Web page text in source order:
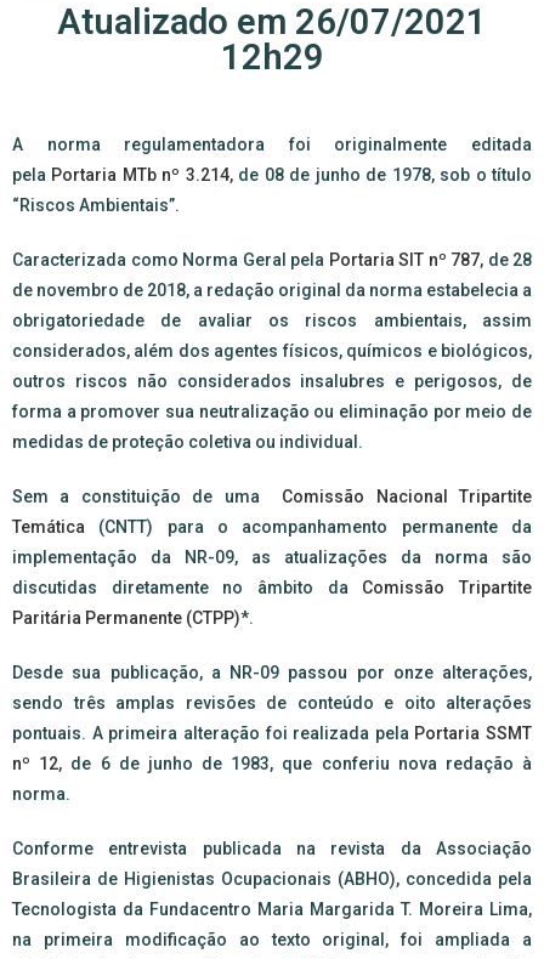
Atualizado em 26/07/2021
12h29
A norma regulamentadora foi originalmente editada
pela Portaria MTb nº 3.214, de 08 de junho de 1978, sob o título
“Riscos Ambientais”.
Caracterizada como Norma Geral pela Portaria SIT nº 787, de 28
de novembro de 2018, a redação original da norma estabelecia a
obrigatoriedade de avaliar os riscos ambientais, assim
considerados, além dos agentes físicos, químicos e biológicos,
outros riscos não considerados insalubres e perigosos, de
forma a promover sua neutralização ou eliminação por meio de
medidas de proteção coletiva ou individual.
Sem a constituição de uma Comissão Nacional Tripartite
Temática (CNTT) para o acompanhamento permanente da
implementação da NR-09, as atualizações da norma são
discutidas diretamente no âmbito da Comissão Tripartite
Paritária Permanente (CTPP)*.
Desde sua publicação, a NR-09 passou por onze alterações,
sendo três amplas revisões de conteúdo e oito alterações
pontuais. A primeira alteração foi realizada pela Portaria SSMT
nº 12, de 6 de junho de 1983, que conferiu nova redação à
norma.
Conforme entrevista publicada na revista da Associação
Brasileira de Higienistas Ocupacionais (ABHO), concedida pela
Tecnologista da Fundacentro Maria Margarida T. Moreira Lima,
na primeira modificação ao texto original, foi ampliada a